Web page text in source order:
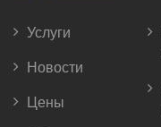
Услуги
Новости
Цены